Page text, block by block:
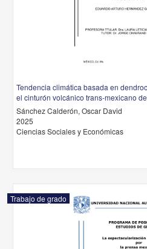
Tendencia climática basada en
el cinturón volcánico trans-mexicano
Sánchez Calderón, Oscar David
2025
Ciencias Sociales y Económicas
Trabajo de grado